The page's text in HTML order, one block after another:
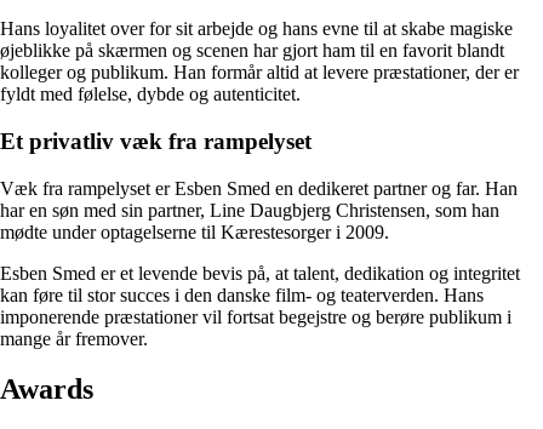
Hans loyalitet over for sit arbejde og hans evne til at skabe magiske
øjeblikke på skærmen og scenen har gjort ham til en favorit blandt
kolleger og publikum. Han formår altid at levere præstationer, der er
fyldt med følelse, dybde og autenticitet.
Et privatliv væk fra rampelyset
Væk fra rampelyset er Esben Smed en dedikeret partner og far. Han
har en søn med sin partner, Line Daugbjerg Christensen, som han
mødte under optagelserne til Kærestesorger i 2009.
Esben Smed er et levende bevis på, at talent, dedikation og integritet
kan føre til stor succes i den danske film- og teaterverden. Hans
imponerende præstationer vil fortsat begejstre og berøre publikum i
mange år fremover.
Awards